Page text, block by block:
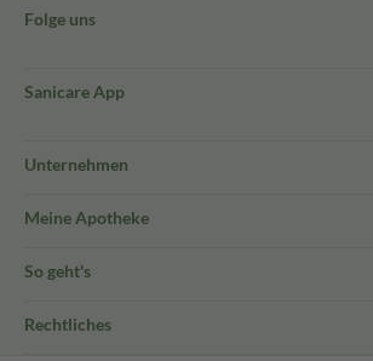
Folge uns
Sanicare App
Unternehmen
Meine Apotheke
So geht's
Rechtliches